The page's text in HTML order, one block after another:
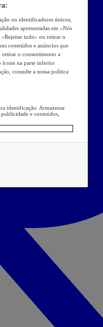
ou identificadores únicos,
apresentadas em «Nós
«Rejeitar tudo» ou retirar o
conteúdos e anúncios que
retirar o consentimento a
ícone na parte inferior
consulte a nossa política
identificação. Armazenar
e conteúdos,